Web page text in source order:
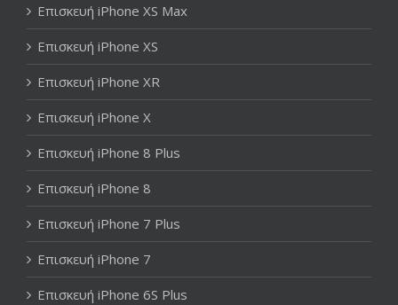
Επισκευή iPhone XS Max
Επισκευή iPhone XS
Επισκευή iPhone XR
Επισκευή iPhone X
Επισκευή iPhone 8 Plus
Επισκευή iPhone 8
Επισκευή iPhone 7 Plus
Επισκευή iPhone 7
Επισκευή iPhone 6S Plus